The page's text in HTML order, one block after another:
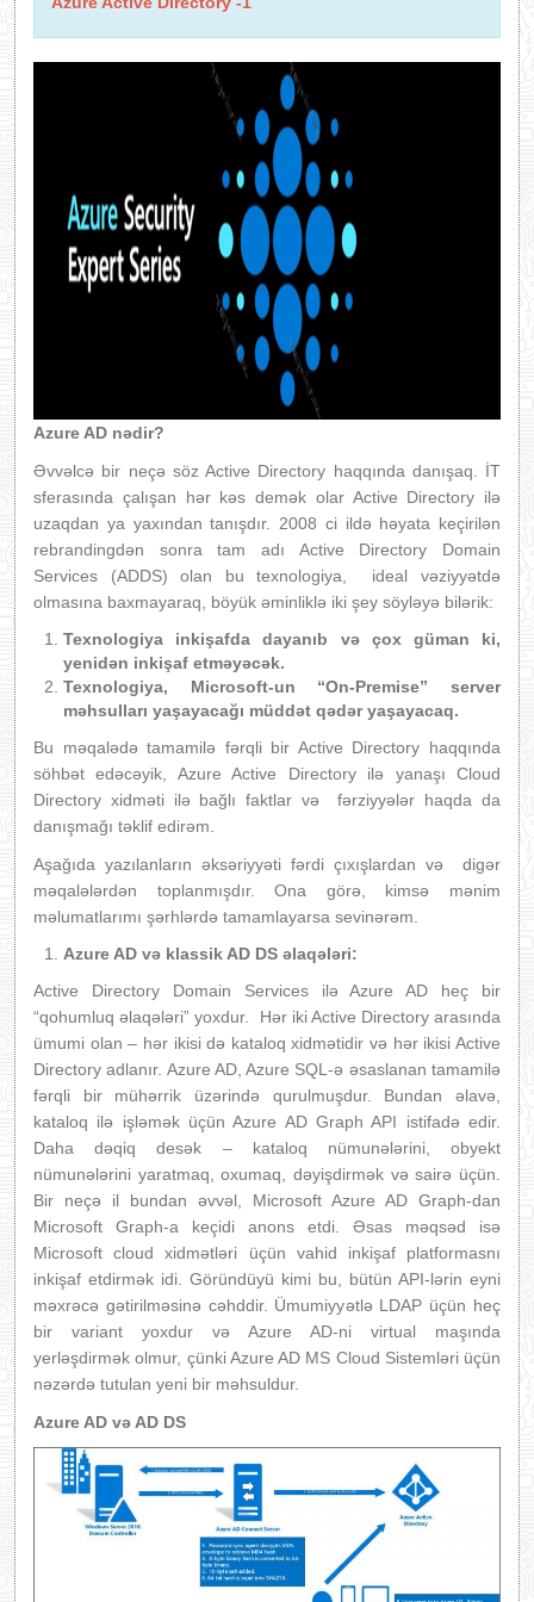
Azure AD nədir?
Əvvəlcə bir neçə söz Active Directory haqqında danışaq. İT
sferasında çalışan hər kəs demək olar Active Directory ilə
uzaqdan ya yaxından tanışdır. 2008 ci ildə həyata keçirilən
rebrandingdən sonra tam adı Active Directory Domain
Services (ADDS) olan bu texnologiya, ideal vəziyyətdə
olmasına baxmayaraq, böyük əminliklə iki şey söyləyə bilərik:
Texnologiya inkişafda dayanıb və çox güman ki,
yenidən inkişaf etməyəcək.
Texnologiya, Microsoft-un “On-Premise” server
məhsulları yaşayacağı müddət qədər yaşayacaq.
Bu məqalədə tamamilə fərqli bir Active Directory haqqında
söhbət edəcəyik, Azure Active Directory ilə yanaşı Cloud
Directory xidməti ilə bağlı faktlar və fərziyyələr haqda da
danışmağı təklif edirəm.
Aşağıda yazılanların əksəriyyəti fərdi çıxışlardan və digər
məqalələrdən toplanmışdır. Ona görə, kimsə mənim
məlumatlarımı şərhlərdə tamamlayarsa sevinərəm.
Azure AD və klassik AD DS əlaqələri:
Active Directory Domain Services ilə Azure AD heç bir
“qohumluq əlaqələri” yoxdur. Hər iki Active Directory arasında
ümumi olan – hər ikisi də kataloq xidmətidir və hər ikisi Active
Directory adlanır. Azure AD, Azure SQL-ə əsaslanan tamamilə
fərqli bir mühərrik üzərində qurulmuşdur. Bundan əlavə,
kataloq ilə işləmək üçün Azure AD Graph API istifadə edir.
Daha dəqiq desək – kataloq nümunələrini, obyekt
nümunələrini yaratmaq, oxumaq, dəyişdirmək və sairə üçün.
Bir neçə il bundan əvvəl, Microsoft Azure AD Graph-dan
Microsoft Graph-a keçidi anons etdi. Əsas məqsəd isə
Microsoft cloud xidmətləri üçün vahid inkişaf platformasnı
inkişaf etdirmək idi. Göründüyü kimi bu, bütün API-lərin eyni
məxrəcə gətirilməsinə cəhddir. Ümumiyyətlə LDAP üçün heç
bir variant yoxdur və Azure AD-ni virtual maşında
yerləşdirmək olmur, çünki Azure AD MS Cloud Sistemləri üçün
nəzərdə tutulan yeni bir məhsuldur.
Azure AD və AD DS